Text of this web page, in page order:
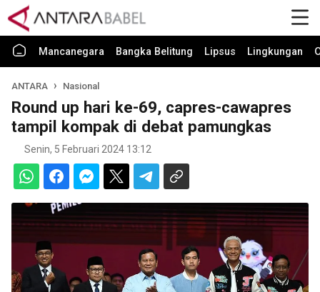
Mancanegara Bangka Belitung Lipsus Lingkungan
ANTARA Nasional
Round up hari ke-69, capres-cawapres
tampil kompak di debat pamungkas
Senin, 5 Februari 2024 13:12